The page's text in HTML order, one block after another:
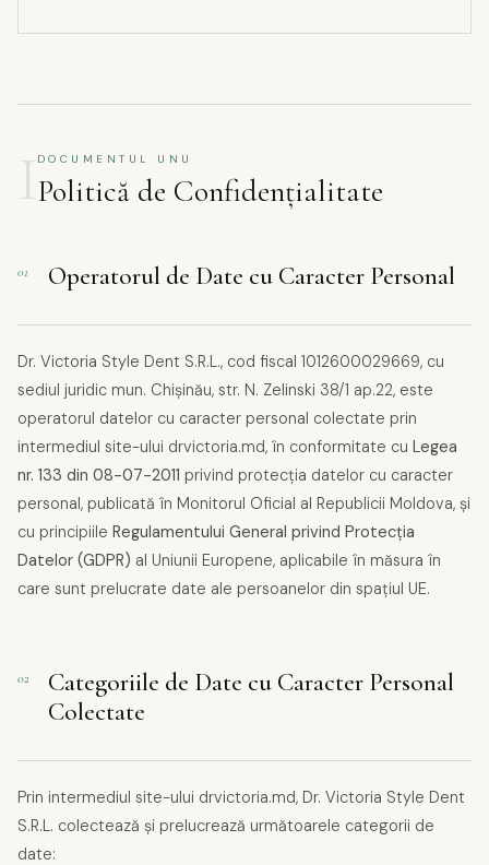
I DOCUMENTUL UNU
Politică de Confidențialitate
01 Operatorul de Date cu Caracter Personal
Dr. Victoria Style Dent S.R.L., cod fiscal 1012600029669, cu
sediul juridic mun. Chișinău, str. N. Zelinski 38/1 ap.22, este
operatorul datelor cu caracter personal colectate prin
intermediul site-ului drvictoria.md, în conformitate cu Legea
nr. 133 din 08-07-2011 privind protecția datelor cu caracter
personal, publicată în Monitorul Oficial al Republicii Moldova, și
cu principiile Regulamentului General privind Protecția
Datelor (GDPR) al Uniunii Europene, aplicabile în măsura în
care sunt prelucrate date ale persoanelor din spațiul UE.
02
Categoriile de Date cu Caracter Personal
Colectate
Prin intermediul site-ului drvictoria.md, Dr. Victoria Style Dent
S.R.L. colectează și prelucrează următoarele categorii de
date: